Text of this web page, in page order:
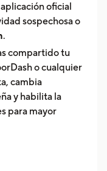
aplicación oficial
sospechosa o
.
compartido tu
o cualquier
cambia
y habilita la
para mayor